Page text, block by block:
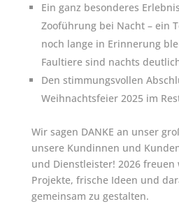
Ein ganz besonderes
Zooführung bei Nacht – ein
noch lange in Erinnerung
Faultiere sind nachts
Den stimmungsvollen
Weihnachtsfeier 2025 im
Wir sagen DANKE an unser
unsere Kundinnen und
und Dienstleister! 2026
Projekte, frische Ideen und
gemeinsam zu gestalten.